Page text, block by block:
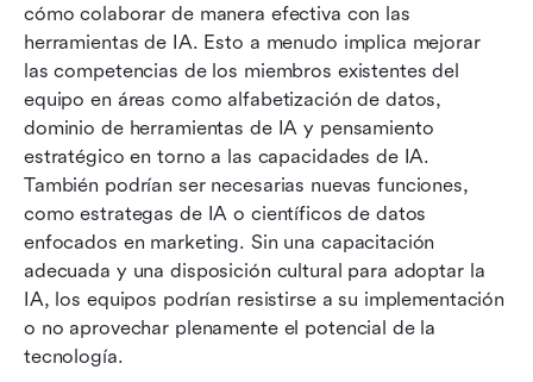
cómo colaborar de manera efectiva con las
herramientas de IA. Esto a menudo implica mejorar
las competencias de los miembros existentes del
equipo en áreas como alfabetización de datos,
dominio de herramientas de IA y pensamiento
estratégico en torno a las capacidades de IA.
También podrían ser necesarias nuevas funciones,
como estrategas de IA o científicos de datos
enfocados en marketing. Sin una capacitación
adecuada y una disposición cultural para adoptar la
IA, los equipos podrían resistirse a su implementación
o no aprovechar plenamente el potencial de la
tecnología.